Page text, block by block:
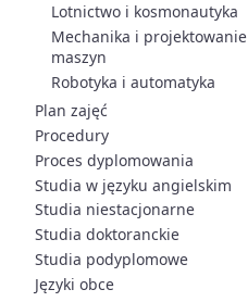
Lotnictwo i kosmonautyka
Mechanika i projektowanie
maszyn
Robotyka i automatyka
Plan zajęć
Procedury
Proces dyplomowania
Studia w języku angielskim
Studia niestacjonarne
Studia doktoranckie
Studia podyplomowe
Języki obce